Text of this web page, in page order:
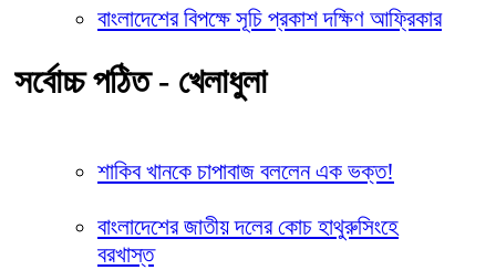
বাংলাদেশের বিপক্ষে সূচি প্রকাশ দক্ষিণ আফ্রিকার
সর্বোচ্চ পঠিত - খেলাধুলা
শাকিব খানকে চাপাবাজ বললেন এক ভক্ত!
বাংলাদেশের জাতীয় দলের কোচ হাথুরুসিংহে
বরখাস্ত